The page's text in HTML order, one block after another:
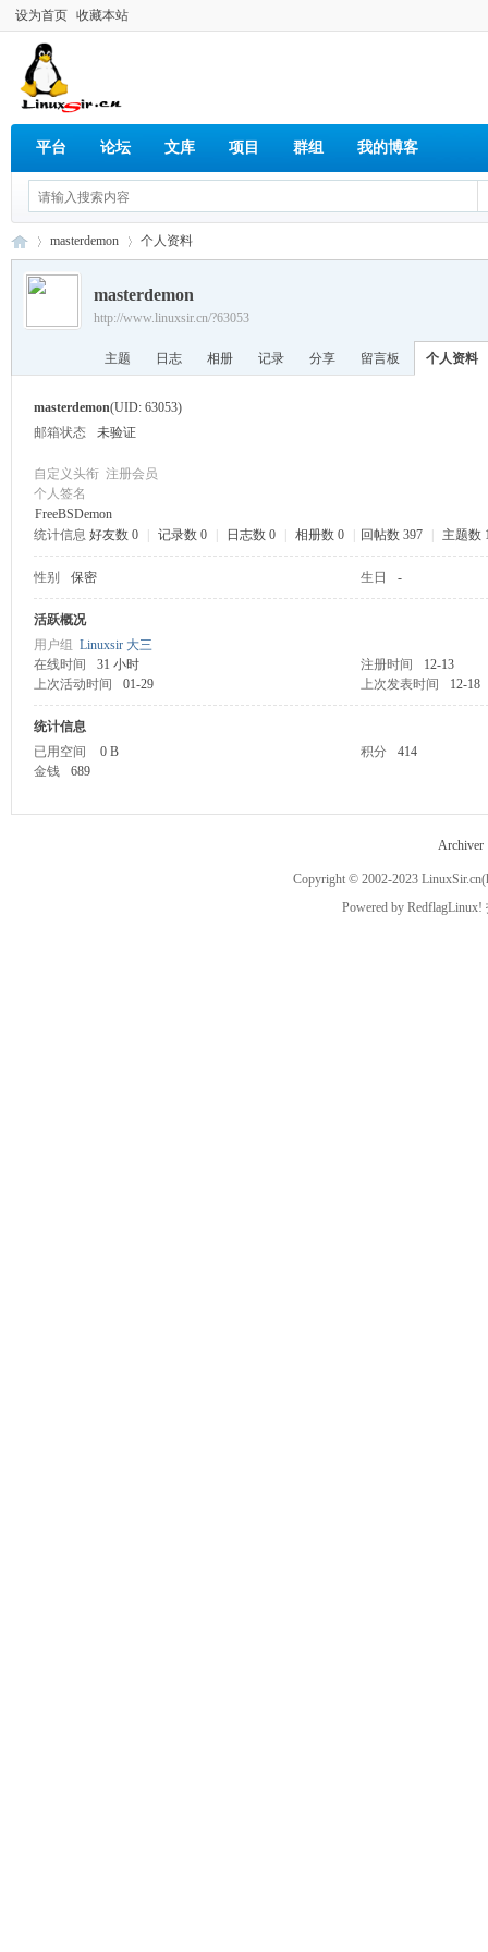
设为首页 收藏本站
平台 论坛 文库 项目 群组 我的博客
masterdemon 个人资料
masterdemon
http://www.linuxsir.cn/?63053
主题 日志 相册 记录 分享 留言板 个人资料
masterdemon(UID: 63053)
邮箱状态
未验证
自定义头衔 注册会员
个人签名
FreeBSDemon
统计信息 好友数 0 记录数 0 日志数 0 相册数 0 回帖数 397 主题数
性别 保密 生日 -
活跃概况
用户组 Linuxsir 大三
在线时间
31 小时 注册时间
12-13
上次活动时间
01-29 上次发表时间 12-18
统计信息
已用空间
0 B 积分
414
金钱
689
Archiver
Copyright © 2002-2023 LinuxSir.cn
Powered by RedflagLinux!